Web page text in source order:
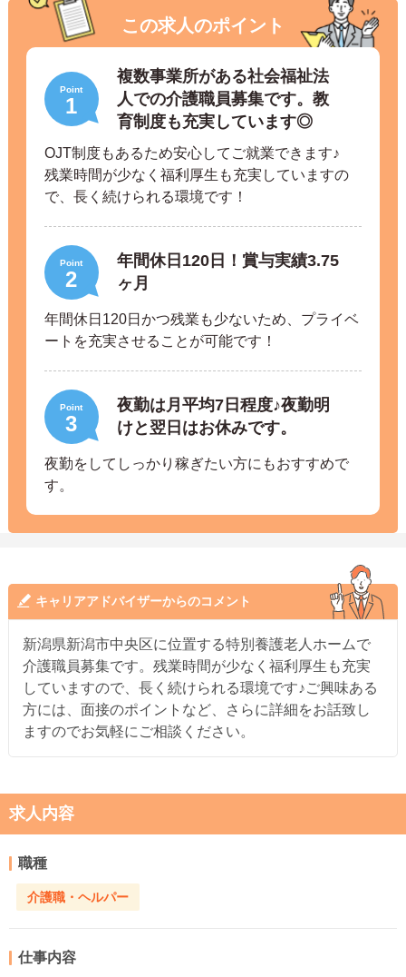
この求人のポイント
Point
1
複数事業所がある社会福祉法
人での介護職員募集です。教
育制度も充実しています◎
OJT制度もあるため安心してご就業できます♪
残業時間が少なく福利厚生も充実していますの
で、長く続けられる環境です！
Point
2
年間休日120日！賞与実績3.75
ヶ月
年間休日120日かつ残業も少ないため、プライベ
ートを充実させることが可能です！
Point
3
夜勤は月平均7日程度♪夜勤明
けと翌日はお休みです。
夜勤をしてしっかり稼ぎたい方にもおすすめで
す。
キャリアアドバイザーからのコメント
新潟県新潟市中央区に位置する特別養護老人ホームで
介護職員募集です。残業時間が少なく福利厚生も充実
していますので、長く続けられる環境です♪ご興味ある
方には、面接のポイントなど、さらに詳細をお話致し
ますのでお気軽にご相談ください。
求人内容
職種
介護職・ヘルパー
仕事内容